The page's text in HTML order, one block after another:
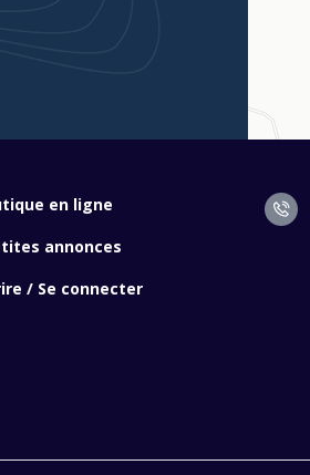
en ligne
annonces
/ Se connecter